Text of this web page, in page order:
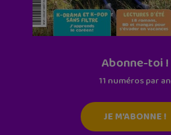
Abonne-toi !
11 numéros par an
JE M'ABONNE !